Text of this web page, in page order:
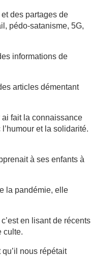
des partages de
pédo-satanisme, 5G,
informations de
articles démentant
ai fait la connaissance
et la solidarité.
à ses enfants à
la pandémie, elle
en lisant de récents
culte.
nous répétait